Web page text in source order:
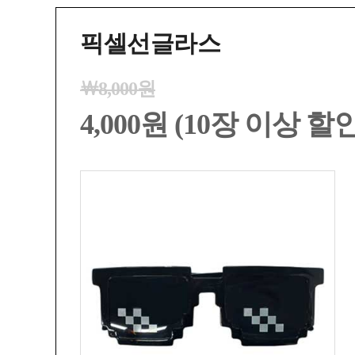
픽셀선글라스
￦8,000원
4,000원 (10장 이상 할